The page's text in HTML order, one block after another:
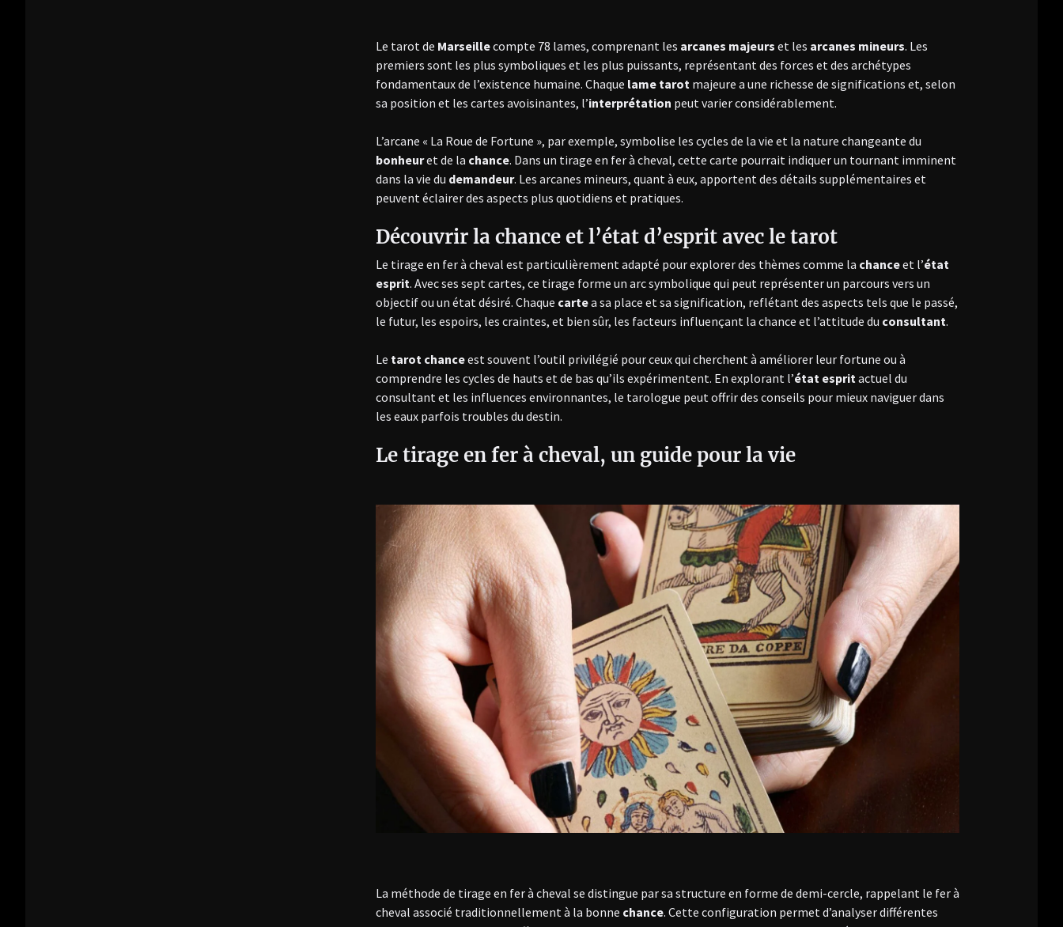
Le tarot de Marseillecompte 78 lames, comprenant les arcanes majeurs et les arcanes mineurs. Les
premiers sont les plus symboliques et les plus puissants, représentant des forces et des archétypes
fondamentaux de l’existence humaine. Chaque lame tarotmajeure a une richesse de significations et, selon
sa position et les cartes avoisinantes, l’interprétation peut varier considérablement.
L’arcane « La Roue de Fortune », par exemple, symbolise les cycles de la vie et la nature changeante du
bonheuret de la chance. Dans un tirage en fer à cheval, cette carte pourrait indiquer un tournant imminent
dans la vie du demandeur. Les arcanes mineurs, quant à eux, apportent des détails supplémentaires et
peuvent éclairer des aspects plus quotidiens et pratiques.
Découvrir la chance et l’état d’esprit avec le tarot
Le tirage en fer à cheval est particulièrement adapté pour explorer des thèmes comme la chanceet l’état
esprit. Avec ses sept cartes, ce tirage forme un arc symbolique qui peut représenter un parcours vers un
objectif ou un état désiré. Chaque cartea sa place et sa signification, reflétant des aspects tels que le passé,
le futur, les espoirs, les craintes, et bien sûr, les facteurs influençant la chance et l’attitude du consultant.
Le tarot chanceest souvent l’outil privilégié pour ceux qui cherchent à améliorer leur fortune ou à
comprendre les cycles de hauts et de bas qu’ils expérimentent. En explorant l’état espritactuel du
consultant et les influences environnantes, le tarologue peut offrir des conseils pour mieux naviguer dans
les eaux parfois troubles du destin.
Le tirage en fer à cheval, un guide pour la vie
La méthode de tirage en fer à cheval se distingue par sa structure en forme de demi-cercle, rappelant le fer à
cheval associé traditionnellement à la bonne chance. Cette configuration permet d’analyser différentes